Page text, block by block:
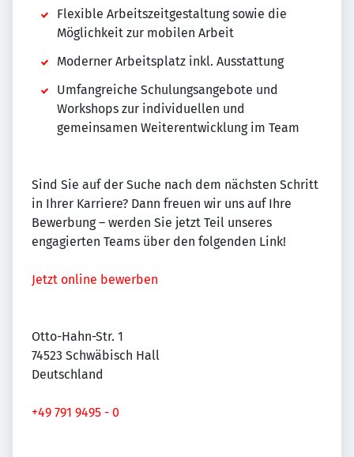
Flexible Arbeitszeitgestaltung sowie die
Möglichkeit zur mobilen Arbeit
Moderner Arbeitsplatz inkl. Ausstattung
Umfangreiche Schulungsangebote und
Workshops zur individuellen und
gemeinsamen Weiterentwicklung im Team
Sind Sie auf der Suche nach dem nächsten Schritt
in Ihrer Karriere? Dann freuen wir uns auf Ihre
Bewerbung – werden Sie jetzt Teil unseres
engagierten Teams über den folgenden Link!
Jetzt online bewerben
Otto-Hahn-Str. 1
74523 Schwäbisch Hall
Deutschland
+49 791 9495 - 0